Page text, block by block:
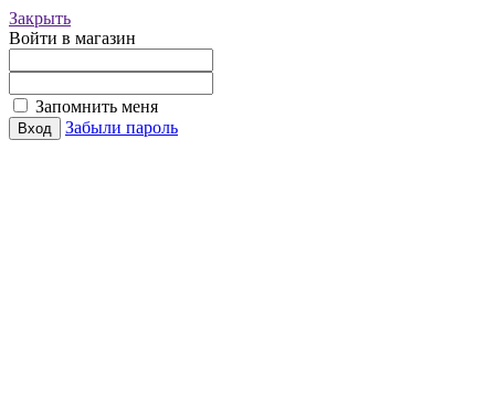
Закрыть
Войти в магазин
Запомнить меня
Забыли пароль